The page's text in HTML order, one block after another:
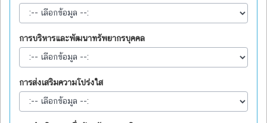
การบริหารและพัฒนาทรัพยากรบุคคล
การส่งเสริมความโปร่งใส